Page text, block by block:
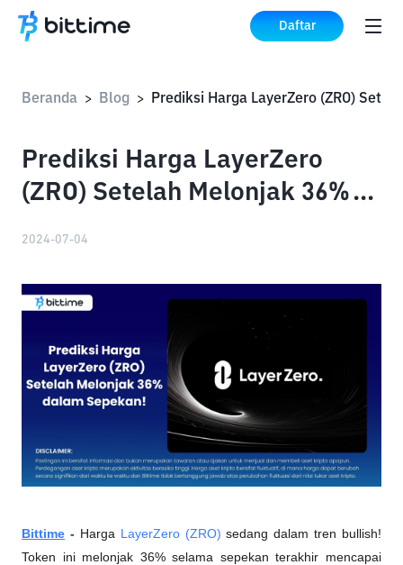
Daftar
Beranda > Blog >
Prediksi Harga LayerZero
(ZRO) Setelah Melonjak 36%
2024-07-04
Bittime - Harga LayerZero (ZRO) sedang dalam tren bullish!
Token ini melonjak 36% selama sepekan terakhir mencapai